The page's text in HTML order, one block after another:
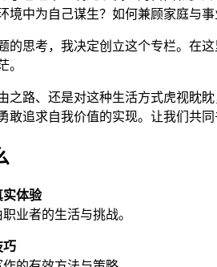
境中为自己谋生？如何兼顾家庭与事
的思考，我决定创立这个专栏。在
。
之路、还是对这种生活方式虎视眈
敢追求自我价值的实现。让我们共
实体验
业者的生活与挑战。
巧